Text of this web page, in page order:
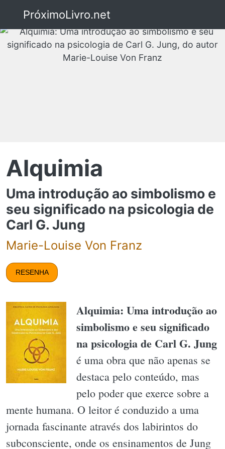
PróximoLivro.net
Alquimia
Uma introdução ao simbolismo e
seu significado na psicologia de
Carl G. Jung
Marie-Louise Von Franz
RESENHA
Alquimia: Uma introdução ao
simbolismo e seu significado
na psicologia de Carl G. Jung
é uma obra que não apenas se
destaca pelo conteúdo, mas
pelo poder que exerce sobre a
mente humana. O leitor é conduzido a uma
jornada fascinante através dos labirintos do
subconsciente, onde os ensinamentos de Jung